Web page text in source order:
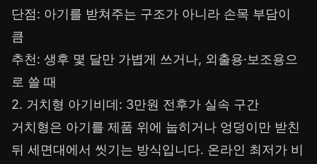
단점: 아기를 받쳐주는 구조가 아니라 손목 부담이
큼
추천: 생후 몇 달만 가볍게 쓰거나, 외출용·보조용으
로 쓸 때
2. 거치형 아기비데: 3만원 전후가 실속 구간
거치형은 아기를 제품 위에 눕히거나 엉덩이만 받친
뒤 세면대에서 씻기는 방식입니다. 온라인 최저가 비